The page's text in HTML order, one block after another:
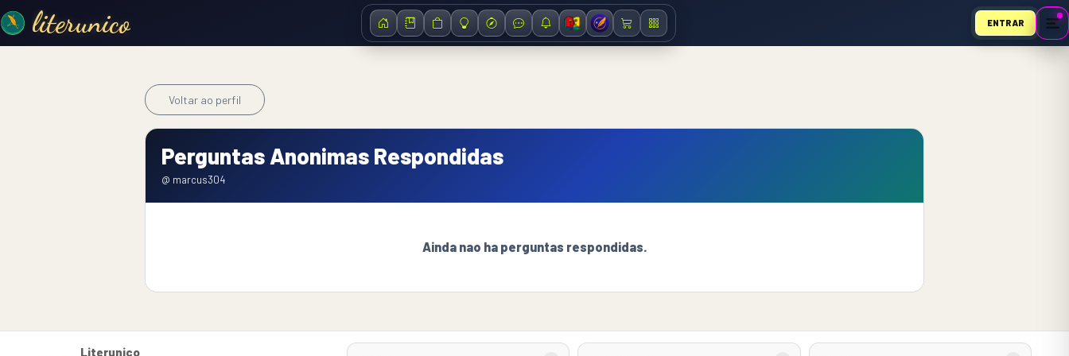
literunico ENTRAR
Voltar ao perfil
Perguntas Anonimas Respondidas
@ marcus304
Ainda nao ha perguntas respondidas.
Literunico